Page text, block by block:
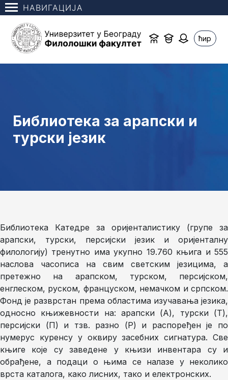
НАВИГАЦИЈА
ћир
Библиотека за арапски и
турски језик
Библиотека Катедре за оријенталистику (групе за
арапски, турски, персијски језик и оријенталну
филологију) тренутно има укупно 19.760 књига и 555
наслова часописа на свим светским језицима, а
претежно на арапском, турском, персијском,
енглеском, руском, француском, немачком и српском.
Фонд је разврстан према областима изучавања језика,
односно књижевности на: арапски (А), турски (Т),
персијски (П) и тзв. разно (Р) и распоређен је по
нумерус куренсу у оквиру засебних сигнатура. Све
књиге које су заведене у књизи инвентара су и
обрађене, а подаци о њима се налазе у неколико
врста каталога, како лисних, тако и електронских.